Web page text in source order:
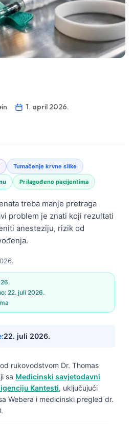
1. april 2026.
Tumačenje krvne slike
Prilagođeno pacijentima
treba manje pretraga
problem je znati koji rezultati
anesteziju, rizik od
22. juli 2026.
22. juli 2026.
rukovodstvom Dr. Thomas
sa Medicinski savjetodavni
Kantesti, uključujući
Webera i medicinski pregled dr.